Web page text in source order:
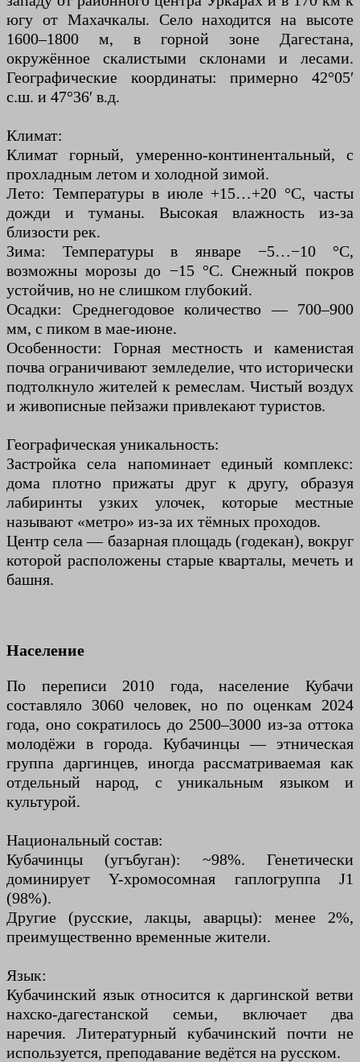
югу от Махачкалы. Село находится на высоте
1600–1800 м, в горной зоне Дагестана,
окружённое скалистыми склонами и лесами.
Географические координаты: примерно 42°05′
с.ш. и 47°36′ в.д.
Климат:
Климат горный, умеренно-континентальный, с
прохладным летом и холодной зимой.
Лето: Температуры в июле +15…+20 °C, часты
дожди и туманы. Высокая влажность из-за
близости рек.
Зима: Температуры в январе −5…−10 °C,
возможны морозы до −15 °C. Снежный покров
устойчив, но не слишком глубокий.
Осадки: Среднегодовое количество — 700–900
мм, с пиком в мае-июне.
Особенности: Горная местность и каменистая
почва ограничивают земледелие, что исторически
подтолкнуло жителей к ремеслам. Чистый воздух
и живописные пейзажи привлекают туристов.
Географическая уникальность:
Застройка села напоминает единый комплекс:
дома плотно прижаты друг к другу, образуя
лабиринты узких улочек, которые местные
называют «метро» из-за их тёмных проходов.
Центр села — базарная площадь (годекан), вокруг
которой расположены старые кварталы, мечеть и
башня.
Население
По переписи 2010 года, население Кубачи
составляло 3060 человек, но по оценкам 2024
года, оно сократилось до 2500–3000 из-за оттока
молодёжи в города. Кубачинцы — этническая
группа даргинцев, иногда рассматриваемая как
отдельный народ, с уникальным языком и
культурой.
Национальный состав:
Кубачинцы (угъбуган): ~98%. Генетически
доминирует Y-хромосомная гаплогруппа J1
(98%).
Другие (русские, лакцы, аварцы): менее 2%,
преимущественно временные жители.
Язык:
Кубачинский язык относится к даргинской ветви
нахско-дагестанской семьи, включает два
наречия. Литературный кубачинский почти не
используется, преподавание ведётся на русском.